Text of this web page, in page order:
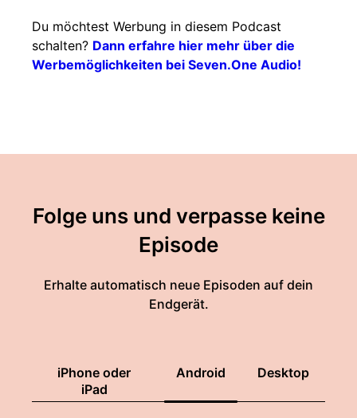
Du möchtest Werbung in diesem Podcast
schalten? Dann erfahre hier mehr über die
Werbemöglichkeiten bei Seven.One Audio!
Folge uns und verpasse keine
Episode
Erhalte automatisch neue Episoden auf dein
Endgerät.
iPhone oder
iPad
Android Desktop